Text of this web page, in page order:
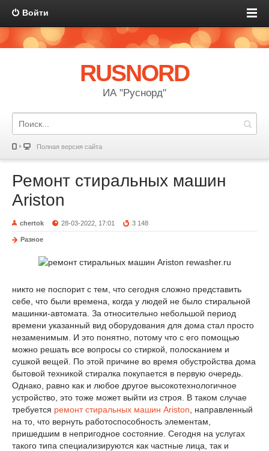
Войти
RUSNORD
ИА "Руснорд"
Полная версия сайта
Ремонт стиральных машин
Ariston
chertok 28-03-2022, 17:01 3 148
Разное
никто не поспорит с тем, что сегодня сложно представить
себе, что были времена, когда у людей не было стиральной
машинки-автомата. За относительно небольшой период
времени указанный вид оборудования для дома стал просто
незаменимым. И это понятно, потому что с его помощью
можно решать все вопросы со стиркой, полосканием и
сушкой вещей. По этой причине во время обустройства дома
бытовой техникой стиралка покупается в первую очередь.
Однако, равно как и любое другое высокотехнологичное
устройство, это тоже может выйти из строя. В таком случае
требуется ремонт стиральных машин Ariston , направленный
на то, что вернуть работоспособность элементам,
пришедшим в непригодное состояние. Сегодня на услугах
такого типа специализируются как частные лица, так и